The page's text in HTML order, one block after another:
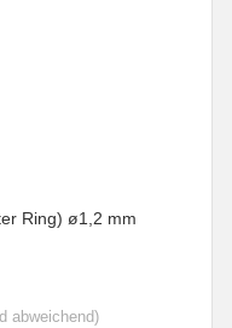
Ring) ø1,2 mm
abweichend)